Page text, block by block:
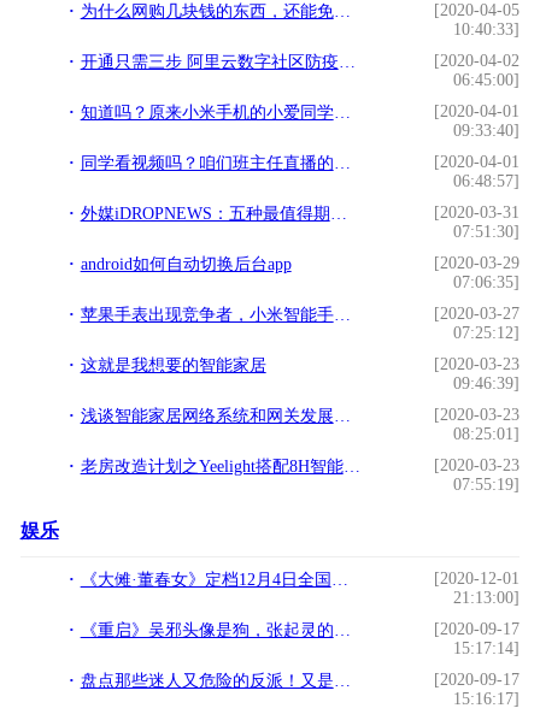
为什么网购几块钱的东西，还能免快递费？原来其中套路这么深
[2020-04-05
10:40:33]
开通只需三步 阿里云数字社区防疫系统已服务数百小区
[2020-04-02
06:45:00]
知道吗？原来小米手机的小爱同学强大到没朋友！没用过的你太亏了
[2020-04-01
09:33:40]
同学看视频吗？咱们班主任直播的那种
[2020-04-01
06:48:57]
外媒iDROPNEWS：五种最值得期待的苹果新服务，助力苹果再提升
[2020-03-31
07:51:30]
android如何自动切换后台app
[2020-03-29
07:06:35]
苹果手表出现竞争者，小米智能手表欲要取代
[2020-03-27
07:25:12]
这就是我想要的智能家居
[2020-03-23
09:46:39]
浅谈智能家居网络系统和网关发展预测
[2020-03-23
08:25:01]
老房改造计划之Yeelight搭配8H智能窗帘新升级
[2020-03-23
07:55:19]
娱乐
《大傩·董春女》定档12月4日全国上映 李金铭演绎传奇人生
[2020-12-01
21:13:00]
《重启》吴邪头像是狗，张起灵的是长白山，刘丧胖子的太搞笑了
[2020-09-17
15:17:14]
盘点那些迷人又危险的反派！又是没有三观的一天
[2020-09-17
15:16:17]